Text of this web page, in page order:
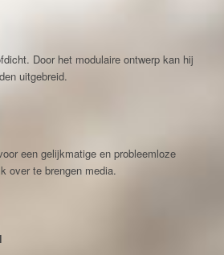
Door het modulaire ontwerp kan hij
uitgebreid.
een gelijkmatige en probleemloze
over te brengen media.